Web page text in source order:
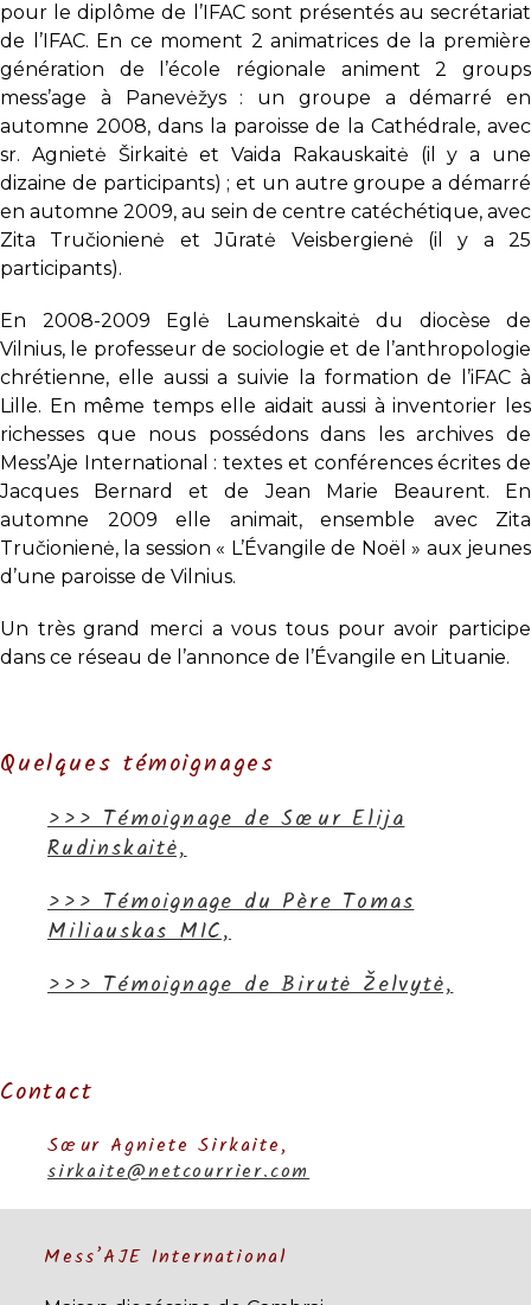
pour le diplôme de l’IFAC sont présentés au secrétariat
de l’IFAC. En ce moment 2 animatrices de la première
génération de l’école régionale animent 2 groups
mess’age à Panevėžys : un groupe a démarré en
automne 2008, dans la paroisse de la Cathédrale, avec
sr. Agnietė Širkaitė et Vaida Rakauskaitė (il y a une
dizaine de participants) ; et un autre groupe a démarré
en automne 2009, au sein de centre catéchétique, avec
Zita Tručionienė et Jūratė Veisbergienė (il y a 25
participants).
En 2008-2009 Eglė Laumenskaitė du diocèse de
Vilnius, le professeur de sociologie et de l’anthropologie
chrétienne, elle aussi a suivie la formation de l’iFAC à
Lille. En même temps elle aidait aussi à inventorier les
richesses que nous possédons dans les archives de
Mess’Aje International : textes et conférences écrites de
Jacques Bernard et de Jean Marie Beaurent. En
automne 2009 elle animait, ensemble avec Zita
Tručionienė, la session « L’Évangile de Noël » aux jeunes
d’une paroisse de Vilnius.
Un très grand merci a vous tous pour avoir participe
dans ce réseau de l’annonce de l’Évangile en Lituanie.
Quelques témoignages
>>> Témoignage de Sœur Elija
Rudinskaitė,
>>> Témoignage du Père Tomas
Miliauskas MIC,
>>> Témoignage de Birutė Želvytė,
Contact
Sœur Agniete Sirkaite,
sirkaite@netcourrier.com
Mess’AJE International